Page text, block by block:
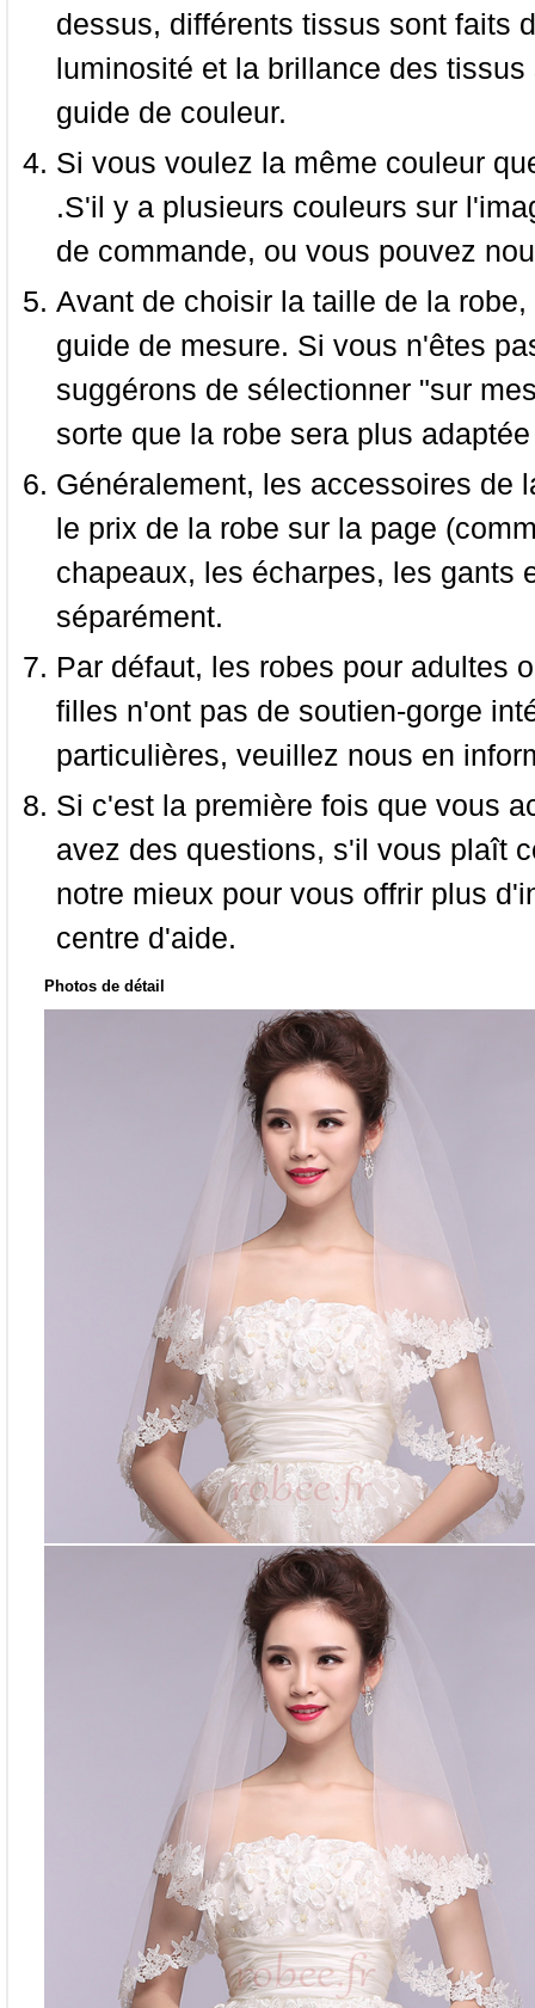
dessus, différents tissus sont faits
luminosité et la brillance des
guide de couleur.
Si vous voulez la même couleur
.S'il y a plusieurs couleurs sur
de commande, ou vous pouvez
Avant de choisir la taille de la
guide de mesure. Si vous n'êtes
suggérons de sélectionner "sur
sorte que la robe sera plus
Généralement, les accessoires de
le prix de la robe sur la page
chapeaux, les écharpes, les gants
séparément.
Par défaut, les robes pour adultes
filles n'ont pas de soutien-gorge
particulières, veuillez nous en
Si c'est la première fois que vous
avez des questions, s'il vous plaît
notre mieux pour vous offrir plus
centre d'aide.
Photos de détail